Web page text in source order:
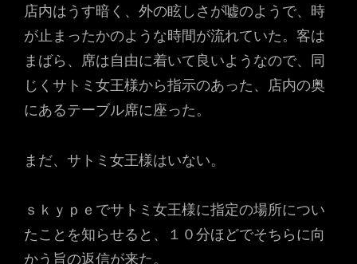
店内はうす暗く、外の眩しさが嘘のようで、時
が止まったかのような時間が流れていた。客は
まばら、席は自由に着いて良いようなので、同
じくサトミ女王様から指示のあった、店内の奥
にあるテーブル席に座った。
まだ、サトミ女王様はいない。
ｓｋｙｐｅでサトミ女王様に指定の場所につい
たことを知らせると、１０分ほどでそちらに向
かう旨の返信が来た。